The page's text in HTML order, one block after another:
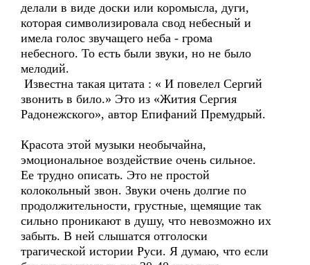
делали в виде доски или коромысла, дуги,
которая символизировала свод небесный и
имела голос звучащего неба - грома
небесного. То есть были звуки, но не было
мелодий.
Известна такая цитата : « И повелел Сергий
звонить в било.» Это из «Жития Сергия
Радонежского», автор Епифаний Премудрый.
Красота этой музыки необычайна,
эмоциональное воздействие очень сильное.
Ее трудно описать. Это не простой
колокольный звон. Звуки очень долгие по
продолжительности, грустные, щемящие так
сильно проникают в душу, что невозможно их
забыть. В ней слышатся отголоски
трагической истории Руси. Я думаю, что если